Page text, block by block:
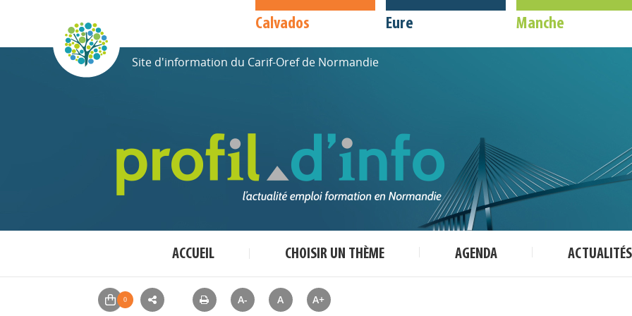
Calvados Eure Manche
Site d'information du Carif-Oref de Normandie
ACCUEIL CHOISIR UN THÈME AGENDA ACTUALITÉS
A- A A+